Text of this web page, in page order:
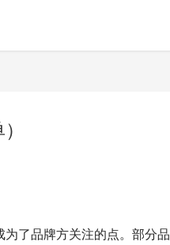
了品牌方关注的点。部分